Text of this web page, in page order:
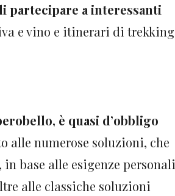
partecipare a interessanti
e vino e itinerari di trekking
è quasi d’obbligo
alle numerose soluzioni, che
base alle esigenze personali
alle classiche soluzioni